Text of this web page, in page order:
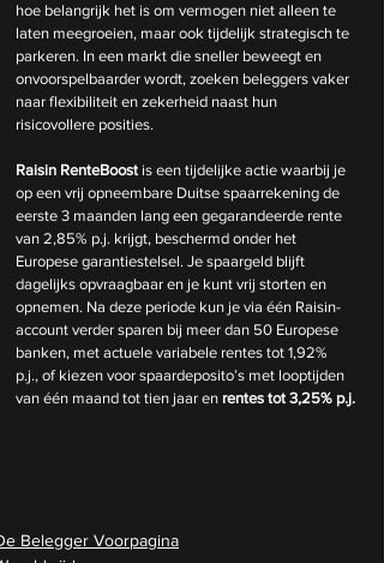
hoe belangrijk het is om vermogen niet alleen te
laten meegroeien, maar ook tijdelijk strategisch te
parkeren. In een markt die sneller beweegt en
onvoorspelbaarder wordt, zoeken beleggers vaker
naar flexibiliteit en zekerheid naast hun
risicovollere posities.
Raisin RenteBoost is een tijdelijke actie waarbij je
op een vrij opneembare Duitse spaarrekening de
eerste 3 maanden lang een gegarandeerde rente
van 2,85% p.j. krijgt, beschermd onder het
Europese garantiestelsel. Je spaargeld blijft
dagelijks opvraagbaar en je kunt vrij storten en
opnemen. Na deze periode kun je via één Raisin-
account verder sparen bij meer dan 50 Europese
banken, met actuele variabele rentes tot 1,92%
p.j., of kiezen voor spaardeposito’s met looptijden
van één maand tot tien jaar en rentes tot 3,25% p.j.
Belegger Voorpagina